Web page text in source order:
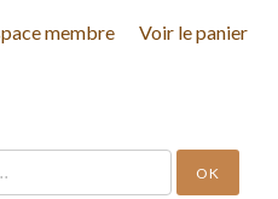
membre Voir le panier
OK